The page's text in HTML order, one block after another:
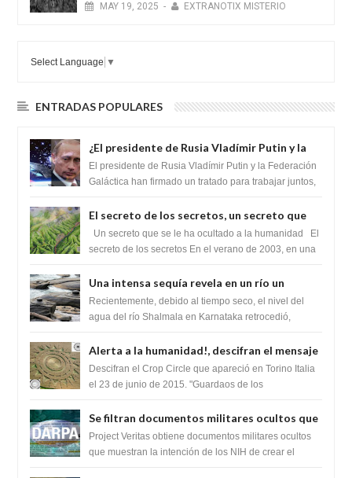
MAY 19, 2025 - EXTRANOTIX MISTERIO
Select Language ▼
ENTRADAS POPULARES
¿El presidente de Rusia Vladímir Putin y la
Federación Galactica han firmado un
tratado para acabar con los Sionistas?
El presidente de Rusia Vladímir Putin y la Federación
Galáctica han firmado un tratado para trabajar juntos,
El secreto de los secretos, un secreto que
cambiaría por completo el destino de la
humanidad
Un secreto que se le ha ocultado a la humanidad El
secreto de los secretos En el verano de 2003, en una
Una intensa sequía revela en un río un
impresionante hallazgo de miles de Shiva
Lingas
Recientemente, debido al tiempo seco, el nivel del
agua del río Shalmala en Karnataka retrocedió,
Alerta a la humanidad!, descifran el mensaje
del Crop Circle de Torino ,Italia
Descifran el Crop Circle que apareció en Torino Italia
el 23 de junio de 2015. "Guardaos de los
Se filtran documentos militares ocultos que
muestran la intención de los NIH de crear el
SARS-CoV-2, utilizando la investigación de
Project Veritas obtiene documentos militares ocultos
que muestran la intención de los NIH de crear el